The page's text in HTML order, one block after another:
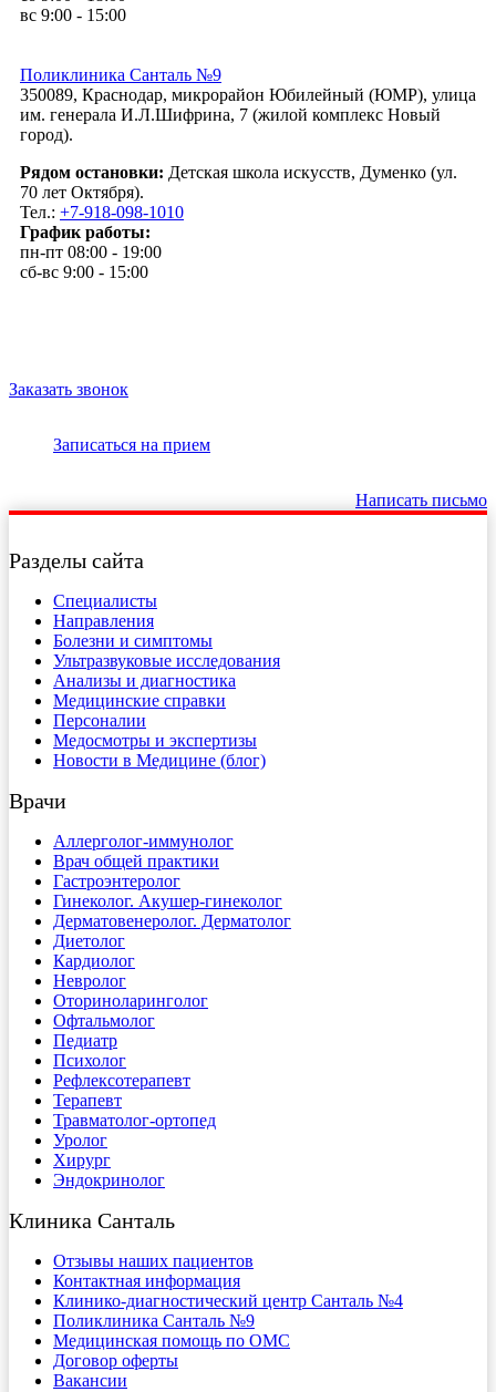
вс 9:00 - 15:00
Поликлиника Санталь №9
350089, Краснодар, микрорайон Юбилейный (ЮМР), улица
им. генерала И.Л.Шифрина, 7 (жилой комплекс Новый
город).
Рядом остановки: Детская школа искусств, Думенко (ул.
70 лет Октября).
Тел.: +7-918-098-1010
График работы:
пн-пт 08:00 - 19:00
сб-вс 9:00 - 15:00
Заказать звонок
Записаться на прием
Написать письмо
Разделы сайта
Специалисты
Направления
Болезни и симптомы
Ультразвуковые исследования
Анализы и диагностика
Медицинские справки
Персоналии
Медосмотры и экспертизы
Новости в Медицине (блог)
Врачи
Аллерголог-иммунолог
Врач общей практики
Гастроэнтеролог
Гинеколог. Акушер-гинеколог
Дерматовенеролог. Дерматолог
Диетолог
Кардиолог
Невролог
Оториноларинголог
Офтальмолог
Педиатр
Психолог
Рефлексотерапевт
Терапевт
Травматолог-ортопед
Уролог
Хирург
Эндокринолог
Клиника Санталь
Отзывы наших пациентов
Контактная информация
Клинико-диагностический центр Санталь №4
Поликлиника Санталь №9
Медицинская помощь по ОМС
Договор оферты
Вакансии